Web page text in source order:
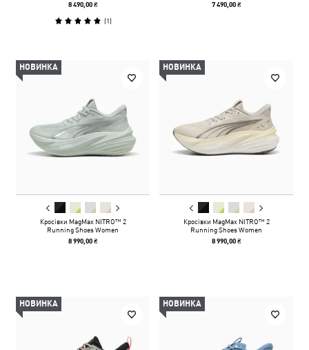
8 490,00 ₴
(1)
7 490,00 ₴
НОВИНКА
Кросівки MagMax NITRO™ 2
Running Shoes Women
8 990,00 ₴
НОВИНКА
Кросівки MagMax NITRO™ 2
Running Shoes Women
8 990,00 ₴
НОВИНКА НОВИНКА